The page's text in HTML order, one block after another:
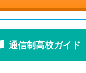
ない生徒の特徴などに
ます。
通信制高校ガイド